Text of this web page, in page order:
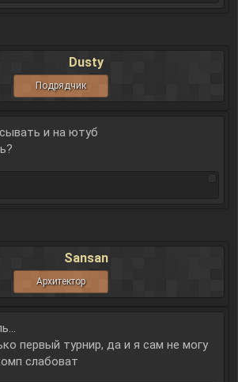
Dusty
Подрядчик
и на ютуб
Sansan
Архитектор
первый турнир, да и я сам не могу
слабоват